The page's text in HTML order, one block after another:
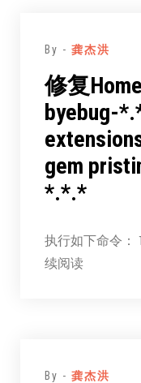
By - 龚杰洪
修复
byebug-
gem
*.*.*
执行如下命令：
续阅读
By - 龚杰洪